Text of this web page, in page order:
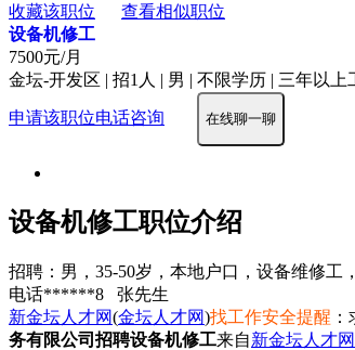
收藏该职位
查看相似职位
设备机修工
7500元/月
金坛-开发区 | 招1人 | 男 | 不限学历 | 三年以上
申请该职位电话咨询 在线聊一聊
设备机修工职位介绍
招聘：男，35-50岁，本地户口，设备维修
电话******8 张先生
新金坛人才网(金坛人才网)找工作安全提醒
务有限公司招聘设备机修工来自新金坛人才网